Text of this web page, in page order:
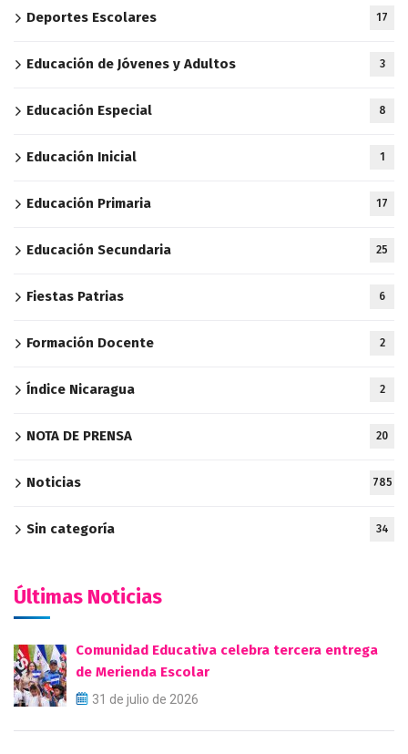
Deportes Escolares 17
Educación de Jóvenes y Adultos 3
Educación Especial 8
Educación Inicial 1
Educación Primaria 17
Educación Secundaria 25
Fiestas Patrias 6
Formación Docente 2
Índice Nicaragua 2
NOTA DE PRENSA 20
Noticias 785
Sin categoría 34
Últimas Noticias
Comunidad Educativa celebra tercera entrega
de Merienda Escolar
31 de julio de 2026